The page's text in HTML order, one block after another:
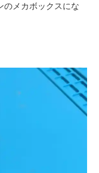
のメカボックスにな